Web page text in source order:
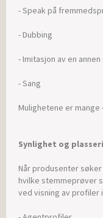
- Speak på
- Dubbing
- Imitasjon av en
- Sang
Mulighetene er
Synlighet og
Når produsenter
hvilke stemmeprøver
ved visning av profiler